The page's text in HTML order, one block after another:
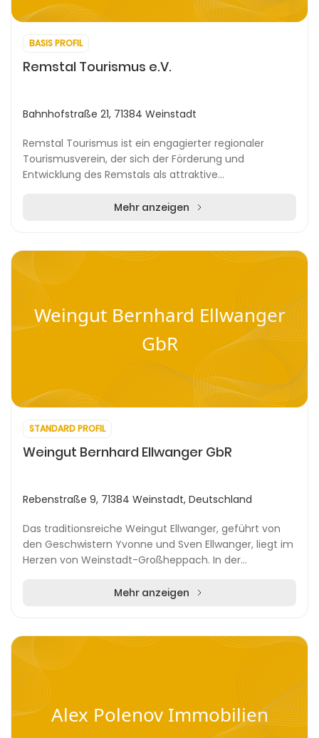
BASIS PROFIL
Remstal Tourismus e.V.
Bahnhofstraße 21, 71384 Weinstadt
Remstal Tourismus ist ein engagierter regionaler
Tourismusverein, der sich der Förderung und
Entwicklung des Remstals als attraktive
Mehr anzeigen
Weingut Bernhard Ellwanger
GbR
STANDARD PROFIL
Weingut Bernhard Ellwanger GbR
Rebenstraße 9, 71384 Weinstadt, Deutschland
Das traditionsreiche Weingut Ellwanger, geführt von
den Geschwistern Yvonne und Sven Ellwanger, liegt im
Herzen von Weinstadt-Großheppach. In der
Mehr anzeigen
Alex Polenov Immobilien